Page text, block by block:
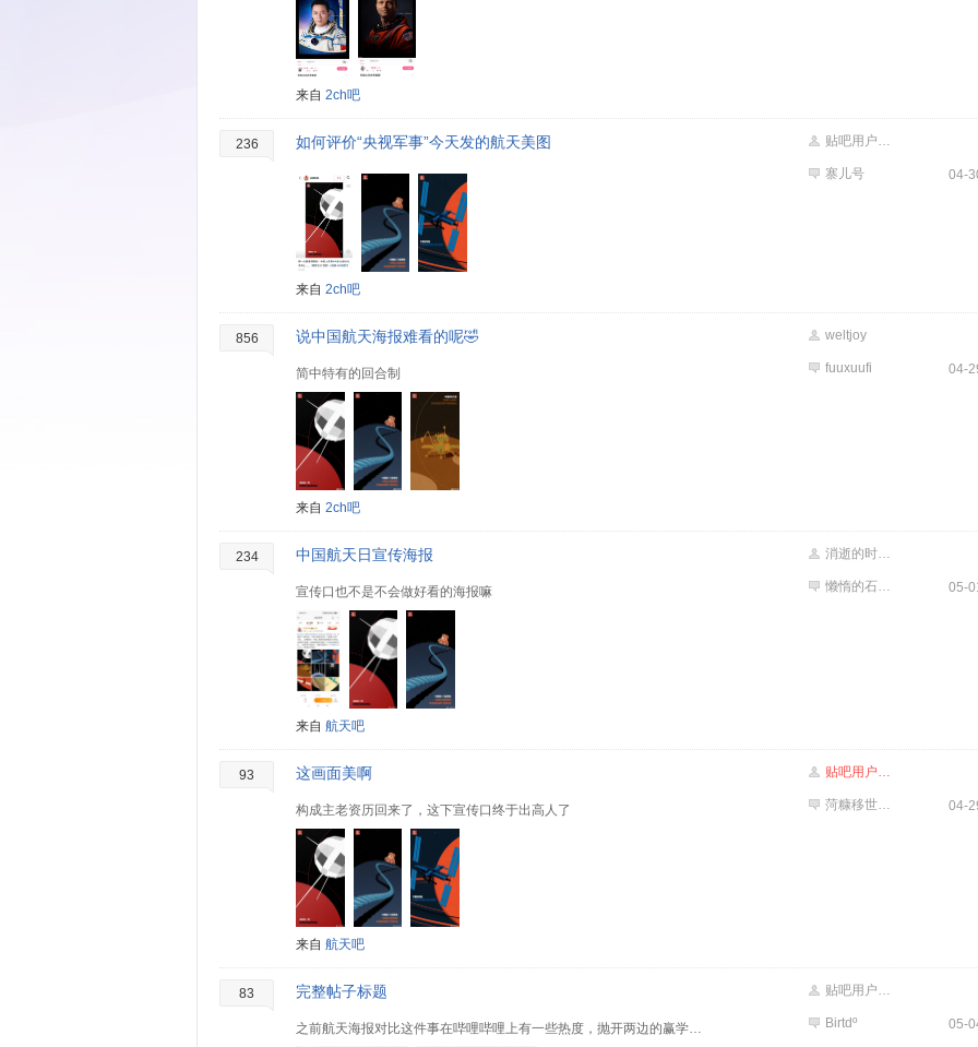
来自 2ch吧
236 如何评价“央视军事”今天发的航天美图
来自 2ch吧
贴吧用户_aX84t7M
寨儿号 04-
856 说中国航天海报难看的呢🤣
简中特有的回合制
来自 2ch吧
weltjoy
fuuxuufi 04-
234 中国航天日宣传海报
宣传口也不是不会做好看的海报嘛
来自 航天吧
消逝的时间🔯
懒惰的石头人 05-
93 这画面美啊
构成主老资历回来了，这下宣传口终于出高人了
来自 航天吧
贴吧用户_JZRa7bD958
菏糠移世赶芭 04-
83 完整帖子标题
之前航天海报对比这件事在哔哩哔哩上有一些热度，抛开两边的赢学家，以这个话题为引子，想讨论一下为什么国内在美术方面不太尽人意（不代表全部有些是好的）
贴吧用户_JtMy1JV
Birtdº 05-